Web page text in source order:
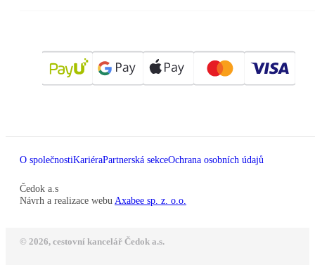
O společnostiKariéraPartnerská sekceOchrana osobních údajů
Čedok a.s
Návrh a realizace webu Axabee sp. z. o.o.
© 2026, cestovní kancelář Čedok a.s.